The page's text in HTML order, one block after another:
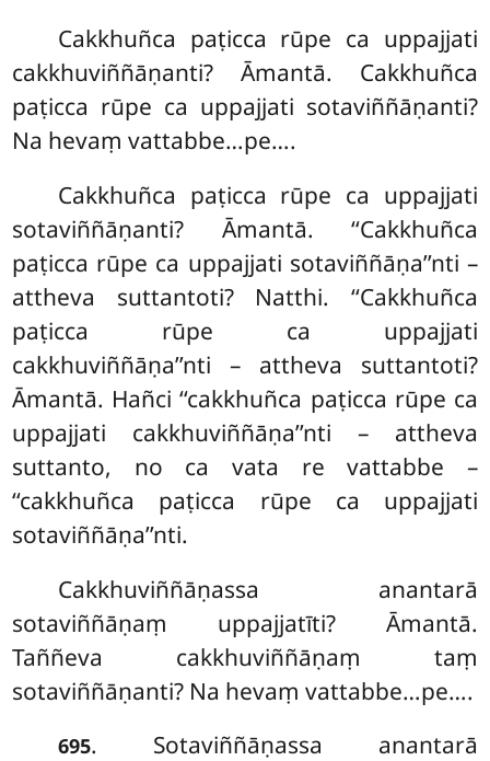
Cakkhuñca paṭicca rūpe ca uppajjati
cakkhuviññāṇanti? Āmantā. Cakkhuñca
paṭicca rūpe ca uppajjati sotaviññāṇanti?
Na hevaṃ vattabbe…pe….
Cakkhuñca paṭicca rūpe ca uppajjati
sotaviññāṇanti? Āmantā. ‘‘Cakkhuñca
paṭicca rūpe ca uppajjati sotaviññāṇa’’nti –
attheva suttantoti? Natthi. ‘‘Cakkhuñca
paṭicca rūpe ca uppajjati
cakkhuviññāṇa’’nti – attheva suttantoti?
Āmantā. Hañci ‘‘cakkhuñca paṭicca rūpe ca
uppajjati cakkhuviññāṇa’’nti – attheva
suttanto, no ca vata re vattabbe –
‘‘cakkhuñca paṭicca rūpe ca uppajjati
sotaviññāṇa’’nti.
Cakkhuviññāṇassa anantarā
sotaviññāṇaṃ uppajjatīti? Āmantā.
Taññeva cakkhuviññāṇaṃ taṃ
sotaviññāṇanti? Na hevaṃ vattabbe…pe….
695. Sotaviññāṇassa anantarā